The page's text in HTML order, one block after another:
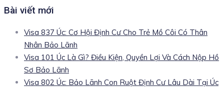
Bài viết mới
Visa 837 Úc: Cơ Hội Định Cư Cho Trẻ Mồ Côi Có Thân
Nhân Bảo Lãnh
Visa 101 Úc Là Gì? Điều Kiện, Quyền Lợi Và Cách Nộp Hồ
Sơ Bảo Lãnh
Visa 802 Úc: Bảo Lãnh Con Ruột Định Cư Lâu Dài Tại Úc